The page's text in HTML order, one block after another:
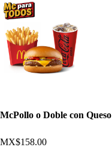
McPollo o Doble con Queso
MX$158.00